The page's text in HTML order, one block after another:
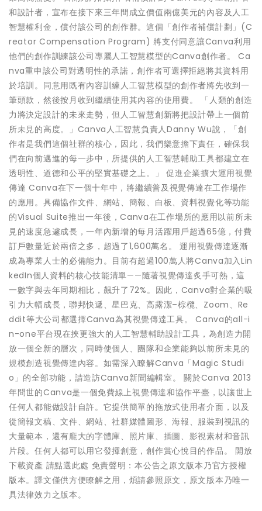
和設計者，宣布在接下來三年間成立價值兩億美元的內容及人工
智慧權利金，償付該公司的創作群。這個「創作者補償計劃」(C
reator Compensation Program) 將支付同意讓Canva利用
他們的創作訓練該公司專屬人工智慧模型的Canva創作者。 Ca
nva重申該公司對透明性的承諾，創作者可選擇拒絕將其資料用
於培訓。同意用既有內容訓練人工智慧模型的創作者將先收到一
筆頭款，然後按月收到繼續使用其內容的使用費。 「人類的創造
力將決定設計的未來走勢，但人工智慧創新將把設計帶上一個前
所未見的高度。」Canva人工智慧負責人Danny Wu說，「創
作者是我們這個社群的核心，因此，我們樂意擔下責任，確保我
們在向前邁進的每一步中，所提供的人工智慧輔助工具都建立在
透明性、道德和公平的堅實基礎之上。」 促進企業擴大運用視覺
傳達 Canva在下一個十年中，將繼續普及視覺傳達在工作場作
的應用。具備協作文件、網站、簡報、白板、資料視覺化等功能
的Visual Suite推出一年後，Canva在工作場所的應用以前所未
見的速度急遽成長，一年內新增的每月活躍用戶超過65億，付費
訂戶數量近於兩倍之多，超過了1,600萬名。 運用視覺傳達逐漸
成為專業人士的必備能力。目前有超過100萬人將Canva加入Lin
kedIn個人資料的核心技能清單——隨著視覺傳達炙手可熱，這
一數字與去年同期相比，飆升了72%。因此，Canva對企業的吸
引力大幅成長，聯邦快遞、星巴克、高露潔–棕欖、Zoom、Re
ddit等大公司都選擇Canva為其視覺傳達工具。 Canva的all-i
n-one平台現在挾更強大的人工智慧輔助設計工具，為創造力開
放一個全新的層次，同時使個人、團隊和企業能夠以前所未見的
規模創造視覺傳達內容。如需深入瞭解Canva「Magic Studi
o」的全部功能，請造訪Canva新聞編輯室。 關於Canva 2013
年問世的Canva是一個免費線上視覺傳達和協作平臺，以讓世上
任何人都能做設計自許。它提供簡單的拖放式使用者介面，以及
從簡報文稿、文件、網站、社群媒體圖形、海報、服裝到視訊的
大量範本，還有龐大的字體庫、照片庫、插圖、影視素材和音訊
片段。任何人都可以用它發揮創意，創作賞心悅目的作品。 開放
下載資產 請點選此處 免責聲明：本公告之原文版本乃官方授權
版本。譯文僅供方便瞭解之用，煩請參照原文，原文版本乃唯一
具法律效力之版本。